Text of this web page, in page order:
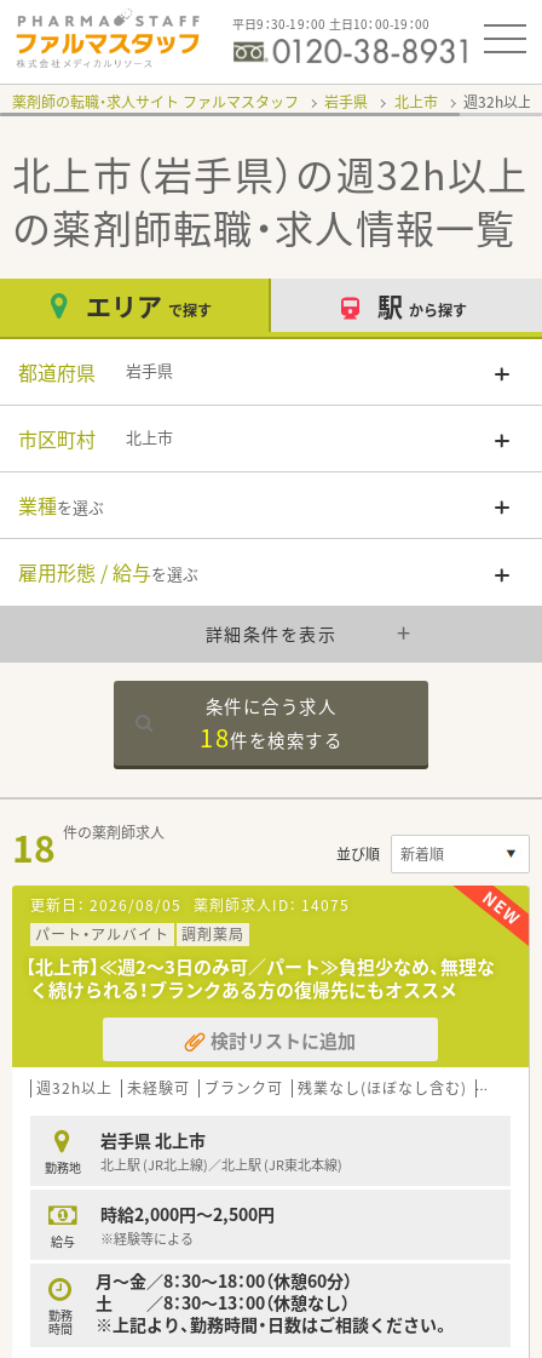
平日9：30-19：00 土日10：00-19：00
薬剤師の転職・求人サイト ファルマスタッフ 岩手県 北上市 週32h以上
北上市（岩手県）の週32h以上
の薬剤師転職・求人情報一覧
エリア で探す 駅 から探す
都道府県 岩手県
市区町村 北上市
業種を選ぶ
雇用形態 / 給与を選ぶ
詳細条件を表示
条件に合う求人
18件を検索する
18 件の薬剤師求人
並び順
更新日： 2026/08/05 薬剤師求人ID： 14075
パート・アルバイト
調剤薬局
【北上市】≪週2～3日のみ可／パート≫負担少なめ、無理な
く続けられる！ブランクある方の復帰先にもオススメ
検討リストに追加
週32h以上 未経験可 ブランク可 残業なし(ほぼなし含む) 転勤な
勤務地
岩手県 北上市
北上駅 (JR北上線)／北上駅 (JR東北本線)
給与
時給2,000円～2,500円
※経験等による
勤務
時間
月～金／8：30～18：00（休憩60分）
土 ／8：30～13：00（休憩なし）
※上記より、勤務時間・日数はご相談ください。